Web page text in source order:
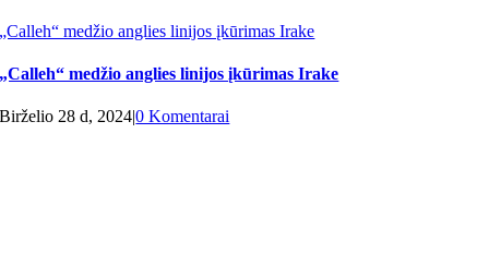
„Calleh“ medžio anglies linijos įkūrimas Irake
„Calleh“ medžio anglies linijos įkūrimas Irake
Birželio 28 d, 2024|0 Komentarai